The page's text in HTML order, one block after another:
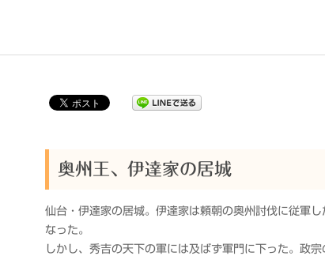
製
作
武
楽
衆
奥州王、伊達家の居城
仙台・伊達家の居城。伊達家は頼朝の奥州討伐に従軍
なった。
しかし、秀吉の天下の軍には及ばず軍門に下った。政